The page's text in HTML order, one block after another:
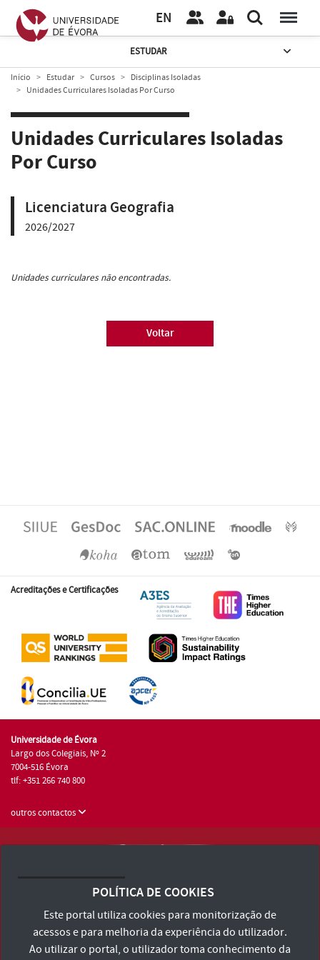
EN
ESTUDAR
Início Estudar Cursos
Disciplinas Isoladas
Unidades Curriculares Isoladas Por Curso
Unidades Curriculares Isoladas
Por Curso
Licenciatura Geografia
2026/2027
Unidades curriculares não encontradas.
Voltar
Acreditações e Certificações
Universidade de Évora
Largo dos Colegiais, Nº 2
7004-516 Évora
tlf: +351 266 740 800
outros contactos
Consulte os Termos e Condições e Política de Privacidade
Declaração de Acessibilidade
POLÍTICA DE COOKIES
Este portal utiliza cookies para monitorização de
acessos e para melhoria da experiência do utilizador.
Ao utilizar o portal, o utilizador toma conhecimento da